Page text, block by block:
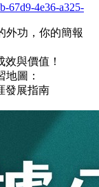
67d9-4e36-a325-
外功，你的簡報
與價值！
地圖：
發展指南